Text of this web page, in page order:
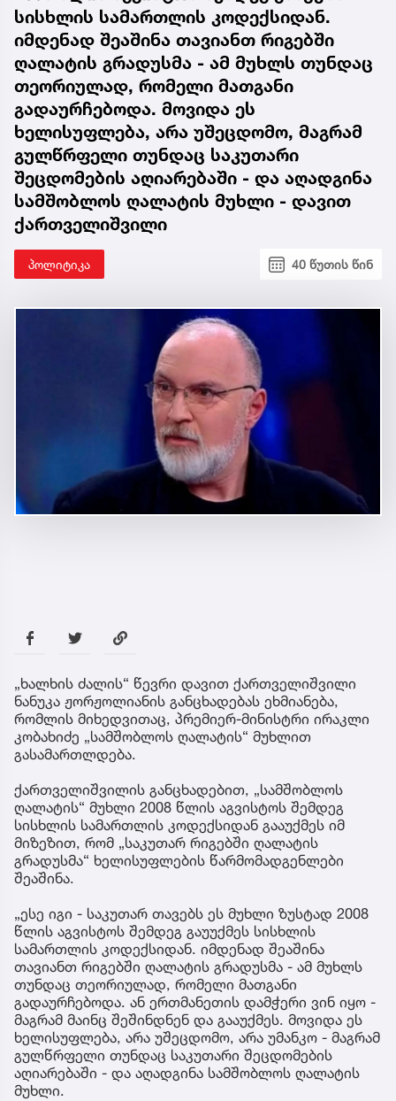
სისხლის სამართლის კოდექსიდან.
იმდენად შეაშინა თავიანთ რიგებში
ღალატის გრადუსმა - ამ მუხლს თუნდაც
თეორიულად, რომელი მათგანი
გადაურჩებოდა. მოვიდა ეს
ხელისუფლება, არა უშეცდომო, მაგრამ
გულწრფელი თუნდაც საკუთარი
შეცდომების აღიარებაში - და აღადგინა
სამშობლოს ღალატის მუხლი - დავით
ქართველიშვილი
პოლიტიკა 40 წუთის წინ
„ხალხის ძალის“ წევრი დავით ქართველიშვილი
ნანუკა ჟორჟოლიანის განცხადებას ეხმიანება,
რომლის მიხედვითაც, პრემიერ-მინისტრი ირაკლი
კობახიძე „სამშობლოს ღალატის“ მუხლით
გასამართლდება.
ქართველიშვილის განცხადებით, „სამშობლოს
ღალატის“ მუხლი 2008 წლის აგვისტოს შემდეგ
სისხლის სამართლის კოდექსიდან გააუქმეს იმ
მიზეზით, რომ „საკუთარ რიგებში ღალატის
გრადუსმა“ ხელისუფლების წარმომადგენლები
შეაშინა.
„ესე იგი - საკუთარ თავებს ეს მუხლი ზუსტად 2008
წლის აგვისტოს შემდეგ გაუუქმეს სისხლის
სამართლის კოდექსიდან. იმდენად შეაშინა
თავიანთ რიგებში ღალატის გრადუსმა - ამ მუხლს
თუნდაც თეორიულად, რომელი მათგანი
გადაურჩებოდა. ან ერთმანეთის დამჭერი ვინ იყო -
მაგრამ მაინც შეშინდნენ და გააუქმეს. მოვიდა ეს
ხელისუფლება, არა უშეცდომო, არა უმანკო - მაგრამ
გულწრფელი თუნდაც საკუთარი შეცდომების
აღიარებაში - და აღადგინა სამშობლოს ღალატის
მუხლი.